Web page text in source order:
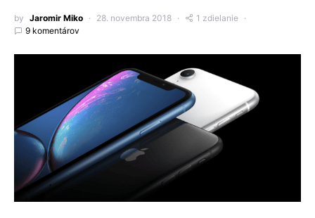
by Jaromir Miko 28. novembra 2018
1 zdielanie
9 komentárov